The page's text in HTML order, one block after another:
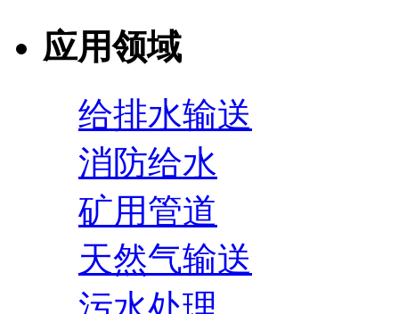
应用领域
给排水输送
消防给水
矿用管道
天然气输送